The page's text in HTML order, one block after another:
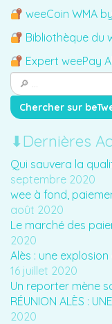
weeCoin WMA
Bibliothèque du
Expert weePay
⬇︎Dernières
Qui sauvera la
septembre 2020
wee à fond,
août 2020
Le marché des
2020
Alès : une
16 juillet 2020
Un reporter mène
RÉUNION ALÈS :
2020